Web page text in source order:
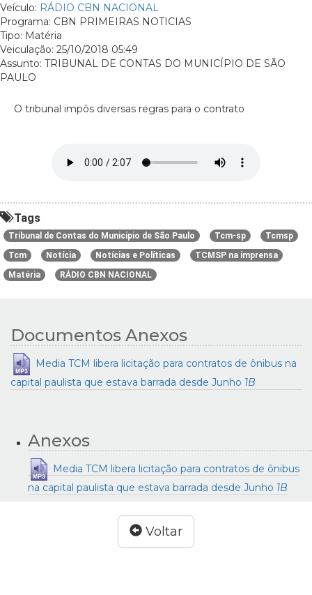
Veículo: RÁDIO CBN NACIONAL
Programa: CBN PRIMEIRAS NOTICIAS
Tipo: Matéria
Veiculação: 25/10/2018 05:49
Assunto: TRIBUNAL DE CONTAS DO MUNICÍPIO DE SÃO
PAULO
O tribunal impôs diversas regras para o contrato
Tags
Tribunal de Contas do Município de São Paulo Tcm-sp
Tcmsp
Tcm
Notícia Notícias e Políticas
TCMSP na imprensa
Matéria
RÁDIO CBN NACIONAL
Documentos Anexos
Media TCM libera licitação para contratos de ônibus na
capital paulista que estava barrada desde Junho 1B
Anexos
Media TCM libera licitação para contratos de ônibus
na capital paulista que estava barrada desde Junho 1B
Voltar